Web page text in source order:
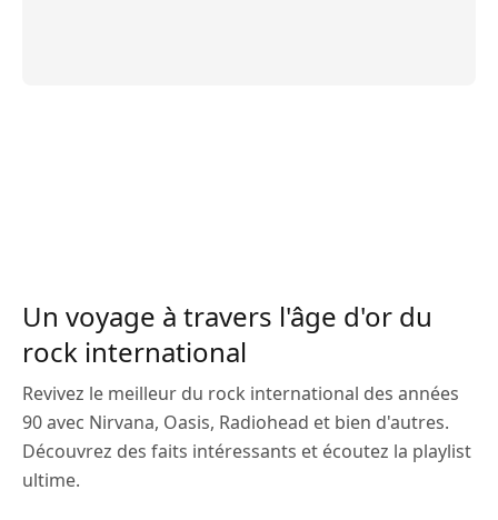
Un voyage à travers l'âge d'or du
rock international
Revivez le meilleur du rock international des années
90 avec Nirvana, Oasis, Radiohead et bien d'autres.
Découvrez des faits intéressants et écoutez la playlist
ultime.